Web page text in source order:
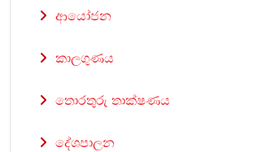
ආයෝජන
කාලගුණය
තොරතුරු තාක්ෂණය
දේශපාලන